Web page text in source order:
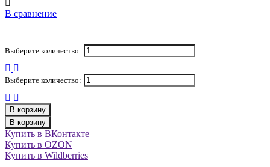
В сравнение
Выберите количество:
Выберите количество:
В корзину
В корзину
Купить в ВКонтакте
Купить в OZON
Купить в Wildberries